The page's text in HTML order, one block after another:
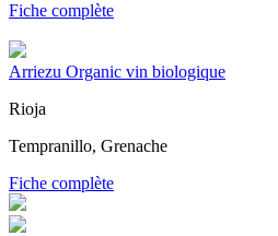
Fiche complète
Arriezu Organic vin biologique
Rioja
Tempranillo, Grenache
Fiche complète